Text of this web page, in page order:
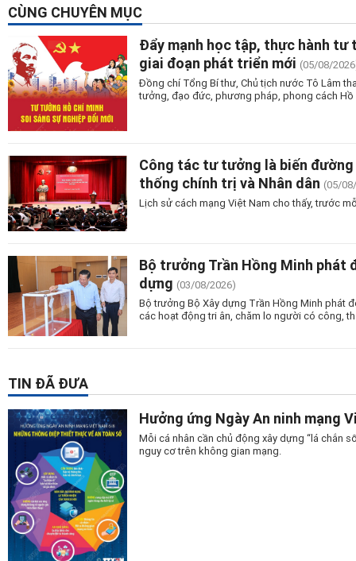
CÙNG CHUYÊN MỤC
Đẩy mạnh học tập, thực hành tư
giai đoạn phát triển mới (05/08/
Đồng chí Tổng Bí thư, Chủ tịch nước Tô Lâm
tưởng, đạo đức, phương pháp, phong cách
Công tác tư tưởng là biến
thống chính trị và Nhân dân (05/
Lịch sử cách mạng Việt Nam cho thấy, trước
Bộ trưởng Trần Hồng Minh phát
dựng (03/08/2026)
Bộ trưởng Bộ Xây dựng Trần Hồng Minh phát
các hoạt động tri ân, chăm lo người có công,
TIN ĐÃ ĐƯA
Hưởng ứng Ngày An ninh mạng
Mỗi cá nhân cần chủ động xây dựng “lá chắn
nguy cơ trên không gian mạng.